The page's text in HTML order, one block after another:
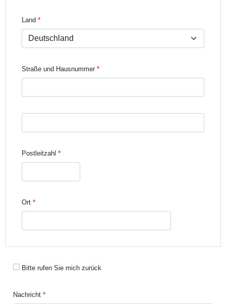
Land
Straße und Hausnummer
Straße und Hausnummer Zeile 3
Postleitzahl
Ort
Bitte rufen Sie mich zurück
Nachricht